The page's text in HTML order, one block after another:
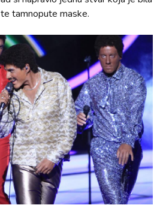
tamnopute maske.